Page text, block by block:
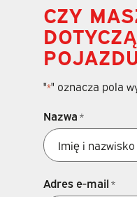
CZY
"*" oznacza pola
Nazwa *
Adres e-mail *